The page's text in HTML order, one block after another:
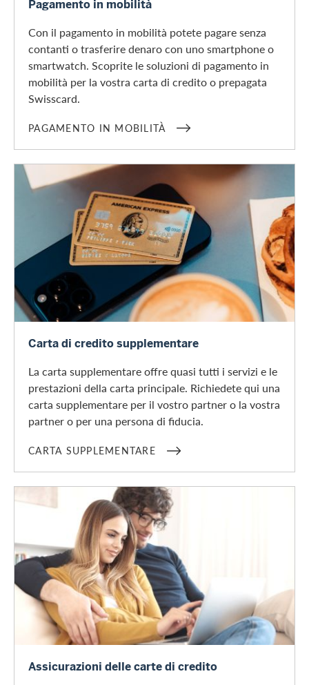
Pagamento in mobilità
Con il pagamento in mobilità potete pagare senza
contanti o trasferire denaro con uno smartphone o
smartwatch. Scoprite le soluzioni di pagamento in
mobilità per la vostra carta di credito o prepagata
Swisscard.
PAGAMENTO IN MOBILITÀ
Richiedere una carta supplementare
Carta di credito supplementare
La carta supplementare offre quasi tutti i servizi e le
prestazioni della carta principale. Richiedete qui una
carta supplementare per il vostro partner o la vostra
partner o per una persona di fiducia.
CARTA SUPPLEMENTARE
Assicurazioni
Assicurazioni delle carte di credito